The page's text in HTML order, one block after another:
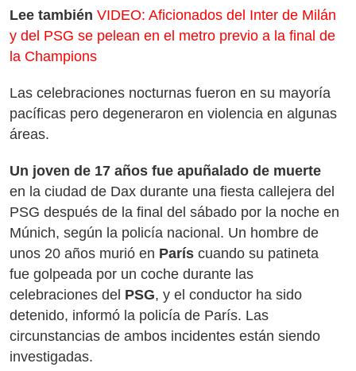
Lee también VIDEO: Aficionados del Inter de Milán
y del PSG se pelean en el metro previo a la final de
la Champions
Las celebraciones nocturnas fueron en su mayoría
pacíficas pero degeneraron en violencia en algunas
áreas.
Un joven de 17 años fue apuñalado de muerte
en la ciudad de Dax durante una fiesta callejera del
PSG después de la final del sábado por la noche en
Múnich, según la policía nacional. Un hombre de
unos 20 años murió en París cuando su patineta
fue golpeada por un coche durante las
celebraciones del PSG, y el conductor ha sido
detenido, informó la policía de París. Las
circunstancias de ambos incidentes están siendo
investigadas.